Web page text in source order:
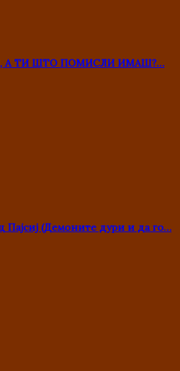
А ТИ ШТО ПОМИСЛИ ИМАШ?…
(Демоните дури и да го…